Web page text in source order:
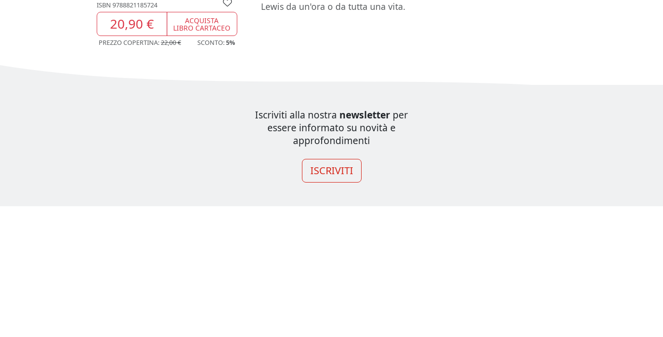
ISBN 9788821185724
20,90 € ACQUISTA
LIBRO CARTACEO
PREZZO COPERTINA:22,00 € SCONTO:5%
Lewis da un'ora o da tutta una vita.
Iscriviti alla nostra newsletter per
essere informato su novità e
approfondimenti
ISCRIVITI